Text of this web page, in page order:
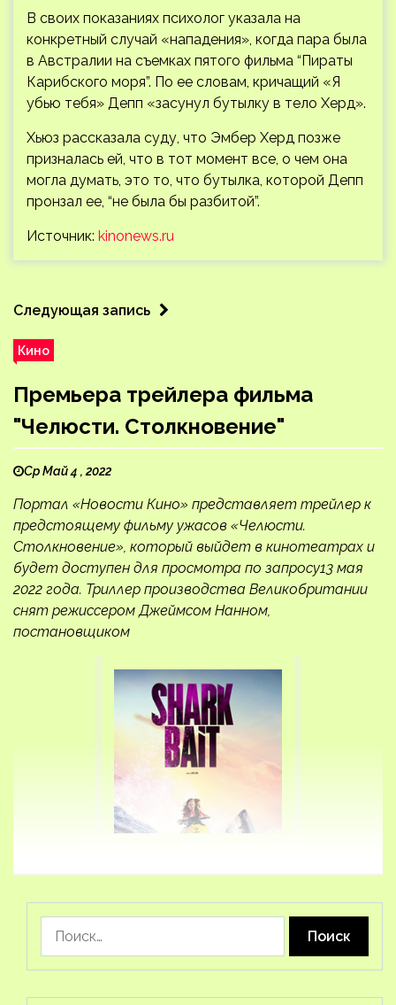
В своих показаниях психолог указала на
конкретный случай «нападения», когда пара была
в Австралии на съемках пятого фильма “Пираты
Карибского моря”. По ее словам, кричащий «Я
убью тебя» Депп «засунул бутылку в тело Херд».
Хьюз рассказала суду, что Эмбер Херд позже
призналась ей, что в тот момент все, о чем она
могла думать, это то, что бутылка, которой Депп
пронзал ее, “не была бы разбитой”.
Источник: kinonews.ru
Следующая запись
Кино
Премьера трейлера фильма
"Челюсти. Столкновение"
Ср Май 4 , 2022
Портал «Новости Кино» представляет трейлер к
предстоящему фильму ужасов «Челюсти.
Столкновение», который выйдет в кинотеатрах и
будет доступен для просмотра по запросу13 мая
2022 года. Триллер производства Великобритании
снят режиссером Джеймсом Нанном,
постановщиком